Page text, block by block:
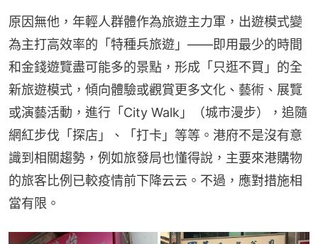
原因無他，年輕人群體作為旅遊主力軍，出遊模式變
為主打高效率的「特種兵旅遊」——即用最少的時間
和金錢遊覽盡可能多的景點，形成「只逛不買」的全
新旅遊模式，傾向體驗或觀賞更多文化、藝術、展覽
或演藝活動，進行「City Walk」（城市漫步），追隨
網紅步伐「探店」、「打卡」等等。港府不是沒有意
識到相關趨勢，例如旅發局也懂得說，主要來港購物
的旅客比例已較疫情前下降云云。不過，應對措施相
當有限。